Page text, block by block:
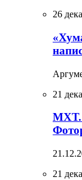
26
21
МХТ.
21